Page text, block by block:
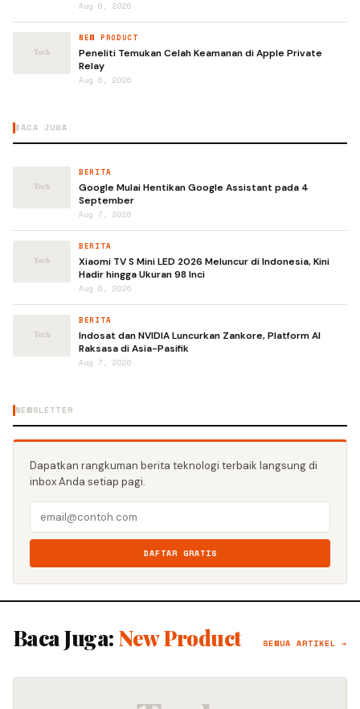
Aug 6, 2026
NEW PRODUCT
Peneliti Temukan Celah Keamanan di Apple Private
Relay
Aug 6, 2026
BACA JUGA
BERITA
Google Mulai Hentikan Google Assistant pada 4
September
Aug 7, 2026
BERITA
Xiaomi TV S Mini LED 2026 Meluncur di Indonesia, Kini
Hadir hingga Ukuran 98 Inci
Aug 6, 2026
BERITA
Indosat dan NVIDIA Luncurkan Zankore, Platform AI
Raksasa di Asia-Pasifik
Aug 7, 2026
NEWSLETTER
Dapatkan rangkuman berita teknologi terbaik langsung di
inbox Anda setiap pagi.
DAFTAR GRATIS
Baca Juga: New Product SEMUA ARTIKEL →